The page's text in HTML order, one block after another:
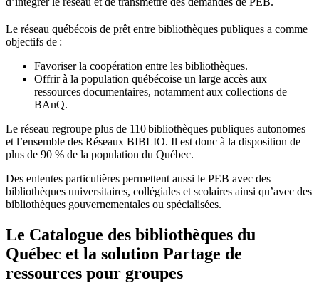
Le réseau québécois de prêt entre bibliothèques publiques a comme
objectifs de :
Favoriser la coopération entre les bibliothèques.
Offrir à la population québécoise un large accès aux
ressources documentaires, notamment aux collections de
BAnQ.
Le réseau regroupe plus de 110bibliothèques publiques autonomes
et l’ensemble des Réseaux BIBLIO. Il est donc à la disposition de
plus de 90 % de la population du Québec.
Des ententes particulières permettent aussi le PEB avec des
bibliothèques universitaires, collégiales et scolaires ainsi qu’avec des
bibliothèques gouvernementales ou spécialisées.
Le Catalogue des bibliothèques du
Québec et la solution Partage de
ressources pour groupes